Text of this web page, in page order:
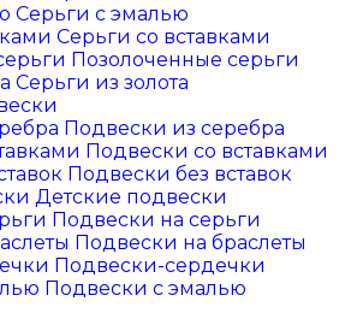
Серьги с эмалью
Серьги со вставками
Позолоченные серьги
Серьги из золота
Подвески из серебра
Подвески со вставками
Подвески без вставок
Детские подвески
Подвески на серьги
Подвески на браслеты
Подвески-сердечки
Подвески с эмалью